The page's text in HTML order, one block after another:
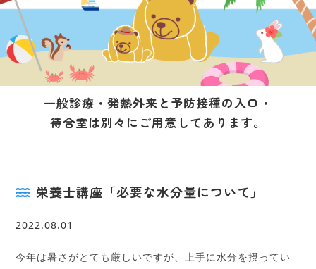
一般診療・発熱外来と予防接種の入口・
待合室は別々にご用意してあります。
栄養士講座「必要な水分量について」
2022.08.01
今年は暑さがとても厳しいですが、上手に水分を摂ってい